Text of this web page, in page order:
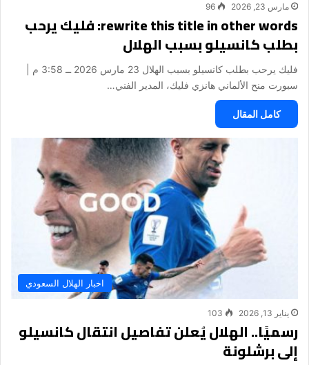
مارس 23, 2026 96
rewrite this title in other words: فليك يرحب
بطلب كانسيلو بسبب الهلال
فليك يرحب بطلب كانسيلو بسبب الهلال 23 مارس 2026 ــ 3:58 م |
سبورت منح الألماني هانزي فليك، المدير الفني…
كامل المقال
اخبار الهلال السعودي
يناير 13, 2026 103
رسميًا.. الهلال يُعلن تفاصيل انتقال كانسيلو
إلى برشلونة